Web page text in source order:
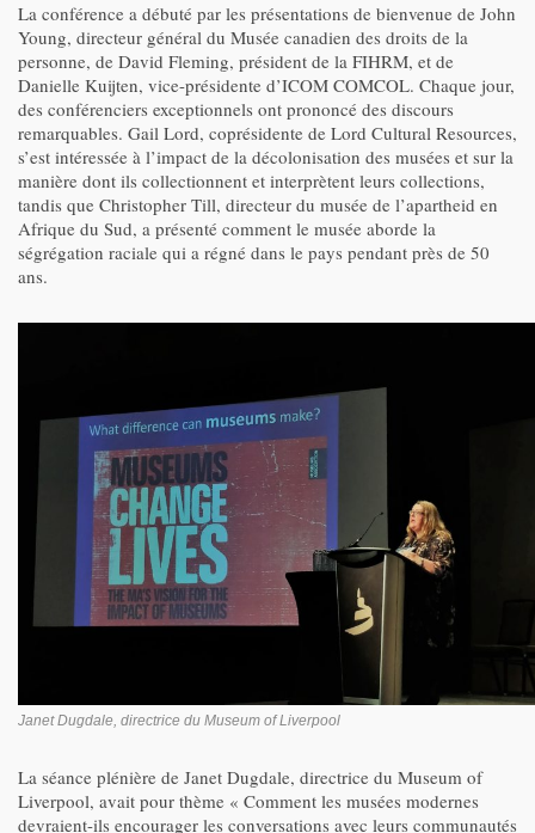
La conférence a débuté par les présentations de bienvenue de John
Young, directeur général du Musée canadien des droits de la
personne, de David Fleming, président de la FIHRM, et de
Danielle Kuijten, vice-présidente d’ICOM COMCOL. Chaque jour,
des conférenciers exceptionnels ont prononcé des discours
remarquables. Gail Lord, coprésidente de Lord Cultural Resources,
s’est intéressée à l’impact de la décolonisation des musées et sur la
manière dont ils collectionnent et interprètent leurs collections,
tandis que Christopher Till, directeur du musée de l’apartheid en
Afrique du Sud, a présenté comment le musée aborde la
ségrégation raciale qui a régné dans le pays pendant près de 50
ans.
Janet Dugdale, directrice du Museum of Liverpool
La séance plénière de Janet Dugdale, directrice du Museum of
Liverpool, avait pour thème « Comment les musées modernes
devraient-ils encourager les conversations avec leurs communautés